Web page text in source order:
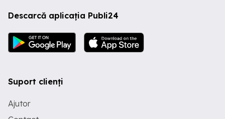
Descarcă aplicația Publi24
Suport clienți
Ajutor